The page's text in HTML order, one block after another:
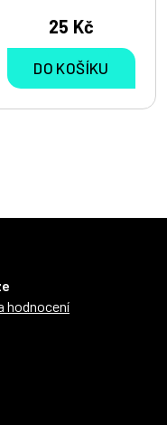
25 Kč
DO KOŠÍKU
hodnocení